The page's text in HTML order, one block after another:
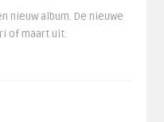
nieuw album. De nieuwe
of maart uit.